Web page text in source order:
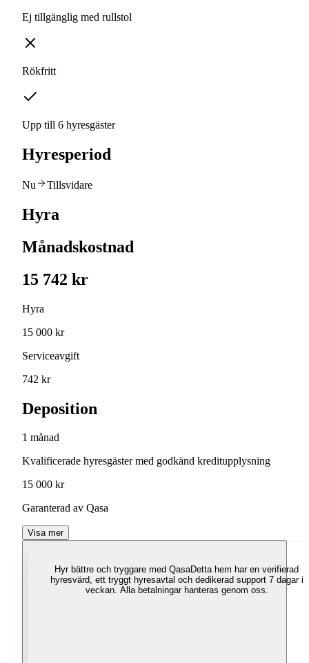
Ej tillgänglig med rullstol
Rökfritt
Upp till 6 hyresgäster
Hyresperiod
Nu Tillsvidare
Hyra
Månadskostnad
15 742 kr
Hyra
15 000 kr
Serviceavgift
742 kr
Deposition
1 månad
Kvalificerade hyresgäster med godkänd kreditupplysning
15 000 kr
Garanterad av Qasa
Visa mer
Hyr bättre och tryggare med QasaDetta hem har en verifierad
hyresvärd, ett tryggt hyresavtal och dedikerad support 7 dagar i
veckan. Alla betalningar hanteras genom oss.